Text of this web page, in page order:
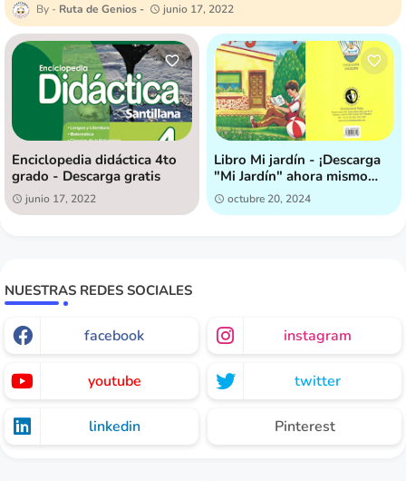
Ruta de Genios junio 17, 2022
Enciclopedia didáctica 4to
grado - Descarga gratis
junio 17, 2022
Libro Mi jardín - ¡Descarga
"Mi Jardín" ahora mismo
[GRATIS]!
octubre 20, 2024
NUESTRAS REDES SOCIALES
facebook instagram
youtube twitter
linkedin Pinterest